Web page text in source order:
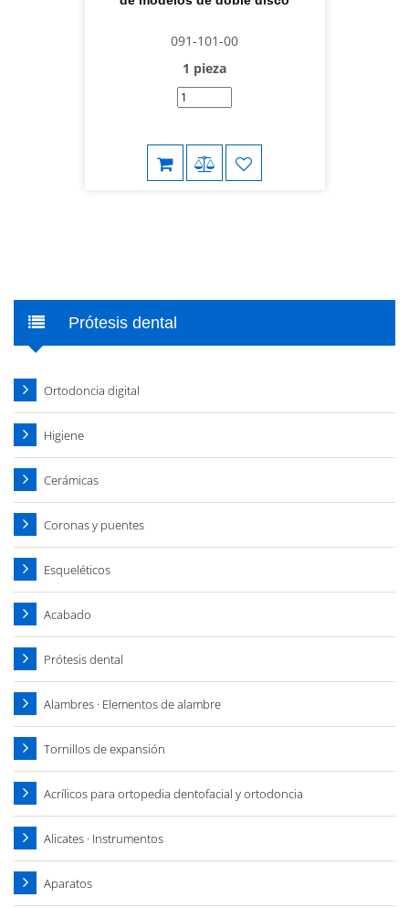
091-101-00
1 pieza
Prótesis dental
Ortodoncia digital
Higiene
Cerámicas
Coronas y puentes
Esqueléticos
Acabado
Prótesis dental
Alambres · Elementos de alambre
Tornillos de expansión
Acrílicos para ortopedia dentofacial y ortodoncia
Alicates · Instrumentos
Aparatos